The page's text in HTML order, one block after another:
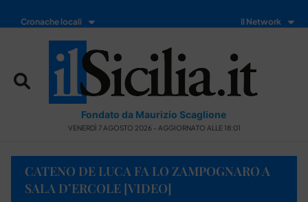
Cronache locali Il Network
Fondato da Maurizio Scaglione
VENERDÌ 7 AGOSTO 2026 - AGGIORNATO ALLE 18:01
CATENO DE LUCA FA LO ZAMPOGNARO A
SALA D’ERCOLE [VIDEO]